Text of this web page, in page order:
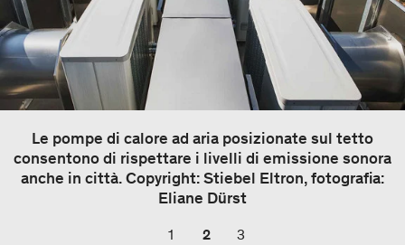
Le pompe di calore ad aria posizionate sul tetto
consentono di rispettare i livelli di emissione sonora
anche in città. Copyright: Stiebel Eltron, fotografia:
Eliane Dürst
1 2 3